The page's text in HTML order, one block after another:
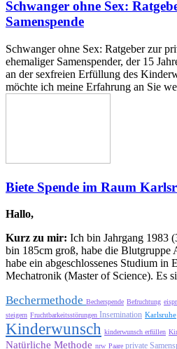
Schwanger ohne Sex:
Samenspende
Schwanger ohne Sex: Ratgeber zur
ehemaliger Samenspender, der 15
an der sexfreien Erfüllung des
möchte ich meine Erfahrung an Sie
Biete Spende im Raum
Hallo,
Kurz zu mir: Ich bin Jahrgang 1983
bin 185cm groß, habe die Blutgruppe
habe ein abgeschlossenes Studium in
Mechatronik (Master of Science). Es
Bechermethode Becherspende Befruchtung
steigern Fruchtbarkeitsstörungen Insemination Karlsruhe
Kinderwunsch kinderwunsch erfüllen
Natürliche Methode nrw Paare private